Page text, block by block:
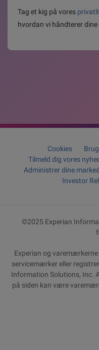
Tag et kig på vores
hvordan vi håndterer
Cookies
Tilmeld dig vores
Administrer dine
Investor
©2025 Experian
Experian og
servicemærker eller
Information Solutions, Inc.
på siden kan være